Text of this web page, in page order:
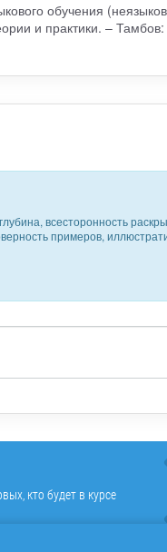
обучения
и практики. –
всесторонность
примеров,
кто будет в курсе